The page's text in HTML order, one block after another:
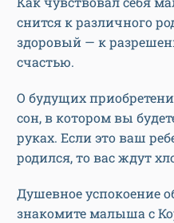
снится к различного
здоровый — к
счастью.
О будущих
сон, в котором вы
руках. Если это ваш
родился, то вас ждут
Душевное успокоение
знакомите малыша с